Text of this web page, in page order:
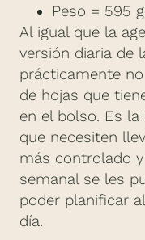
Peso = 595
Al igual que la
versión diaria de
prácticamente
de hojas que
en el bolso. Es
que necesiten
más controlado
semanal se les
poder planificar
día.